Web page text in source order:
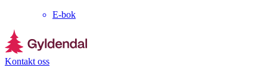
E-bok
Kontakt oss